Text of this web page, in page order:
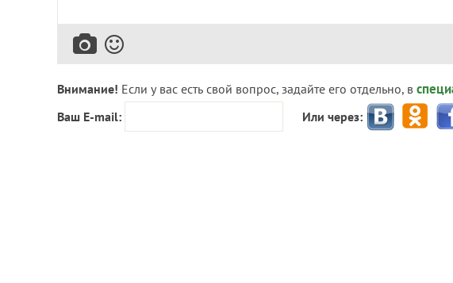
Внимание! Если у вас есть свой вопрос, задайте его отдельно, в
Ваш E-mail: Или через: